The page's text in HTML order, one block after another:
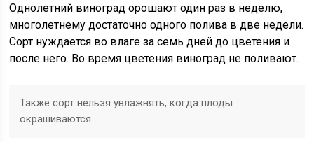
Однолетний виноград орошают один раз в неделю,
многолетнему достаточно одного полива в две недели.
Сорт нуждается во влаге за семь дней до цветения и
после него. Во время цветения виноград не поливают.
Также сорт нельзя увлажнять, когда плоды
окрашиваются.